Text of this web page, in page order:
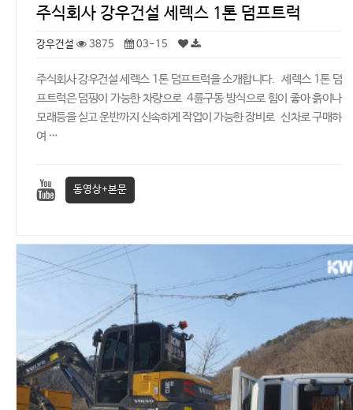
주식회사 강우건설 세렉스 1톤 덤프트럭
강우건설 3875 03-15
주식회사 강우건설 세렉스 1톤 덤프트럭을 소개합니다. 세렉스 1톤 덤
프트럭은 덤핑이 가능한 차량으로 4륜구동 방식으로 힘이 좋아 흙이나
모래등을 싣고 운반까지 신속하게 작업이 가능한 장비로 신차로 구매하
여 …
동영상+본문